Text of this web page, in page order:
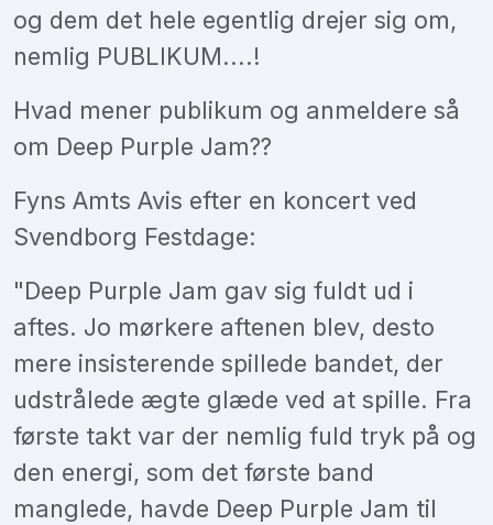
og dem det hele egentlig drejer sig om,
nemlig PUBLIKUM....!
Hvad mener publikum og anmeldere så
om Deep Purple Jam??
Fyns Amts Avis efter en koncert ved
Svendborg Festdage:
"Deep Purple Jam gav sig fuldt ud i
aftes. Jo mørkere aftenen blev, desto
mere insisterende spillede bandet, der
udstrålede ægte glæde ved at spille. Fra
første takt var der nemlig fuld tryk på og
den energi, som det første band
manglede, havde Deep Purple Jam til